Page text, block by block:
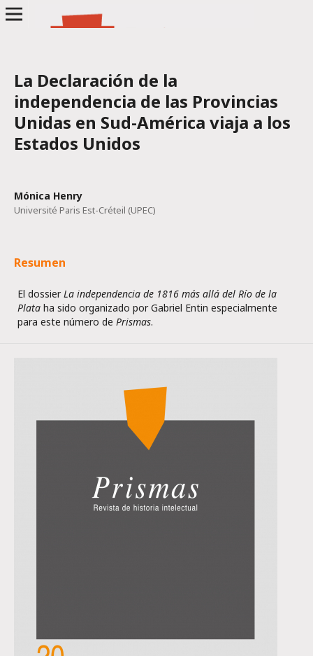
La Declaración de la
independencia de las Provincias
Unidas en Sud-América viaja a los
Estados Unidos
Mónica Henry
Université Paris Est-Créteil (UPEC)
Resumen
El dossierLa independencia de 1816 más allá del Río de la
Plata ha sido organizado por Gabriel Entin especialmente
para este número de Prismas.